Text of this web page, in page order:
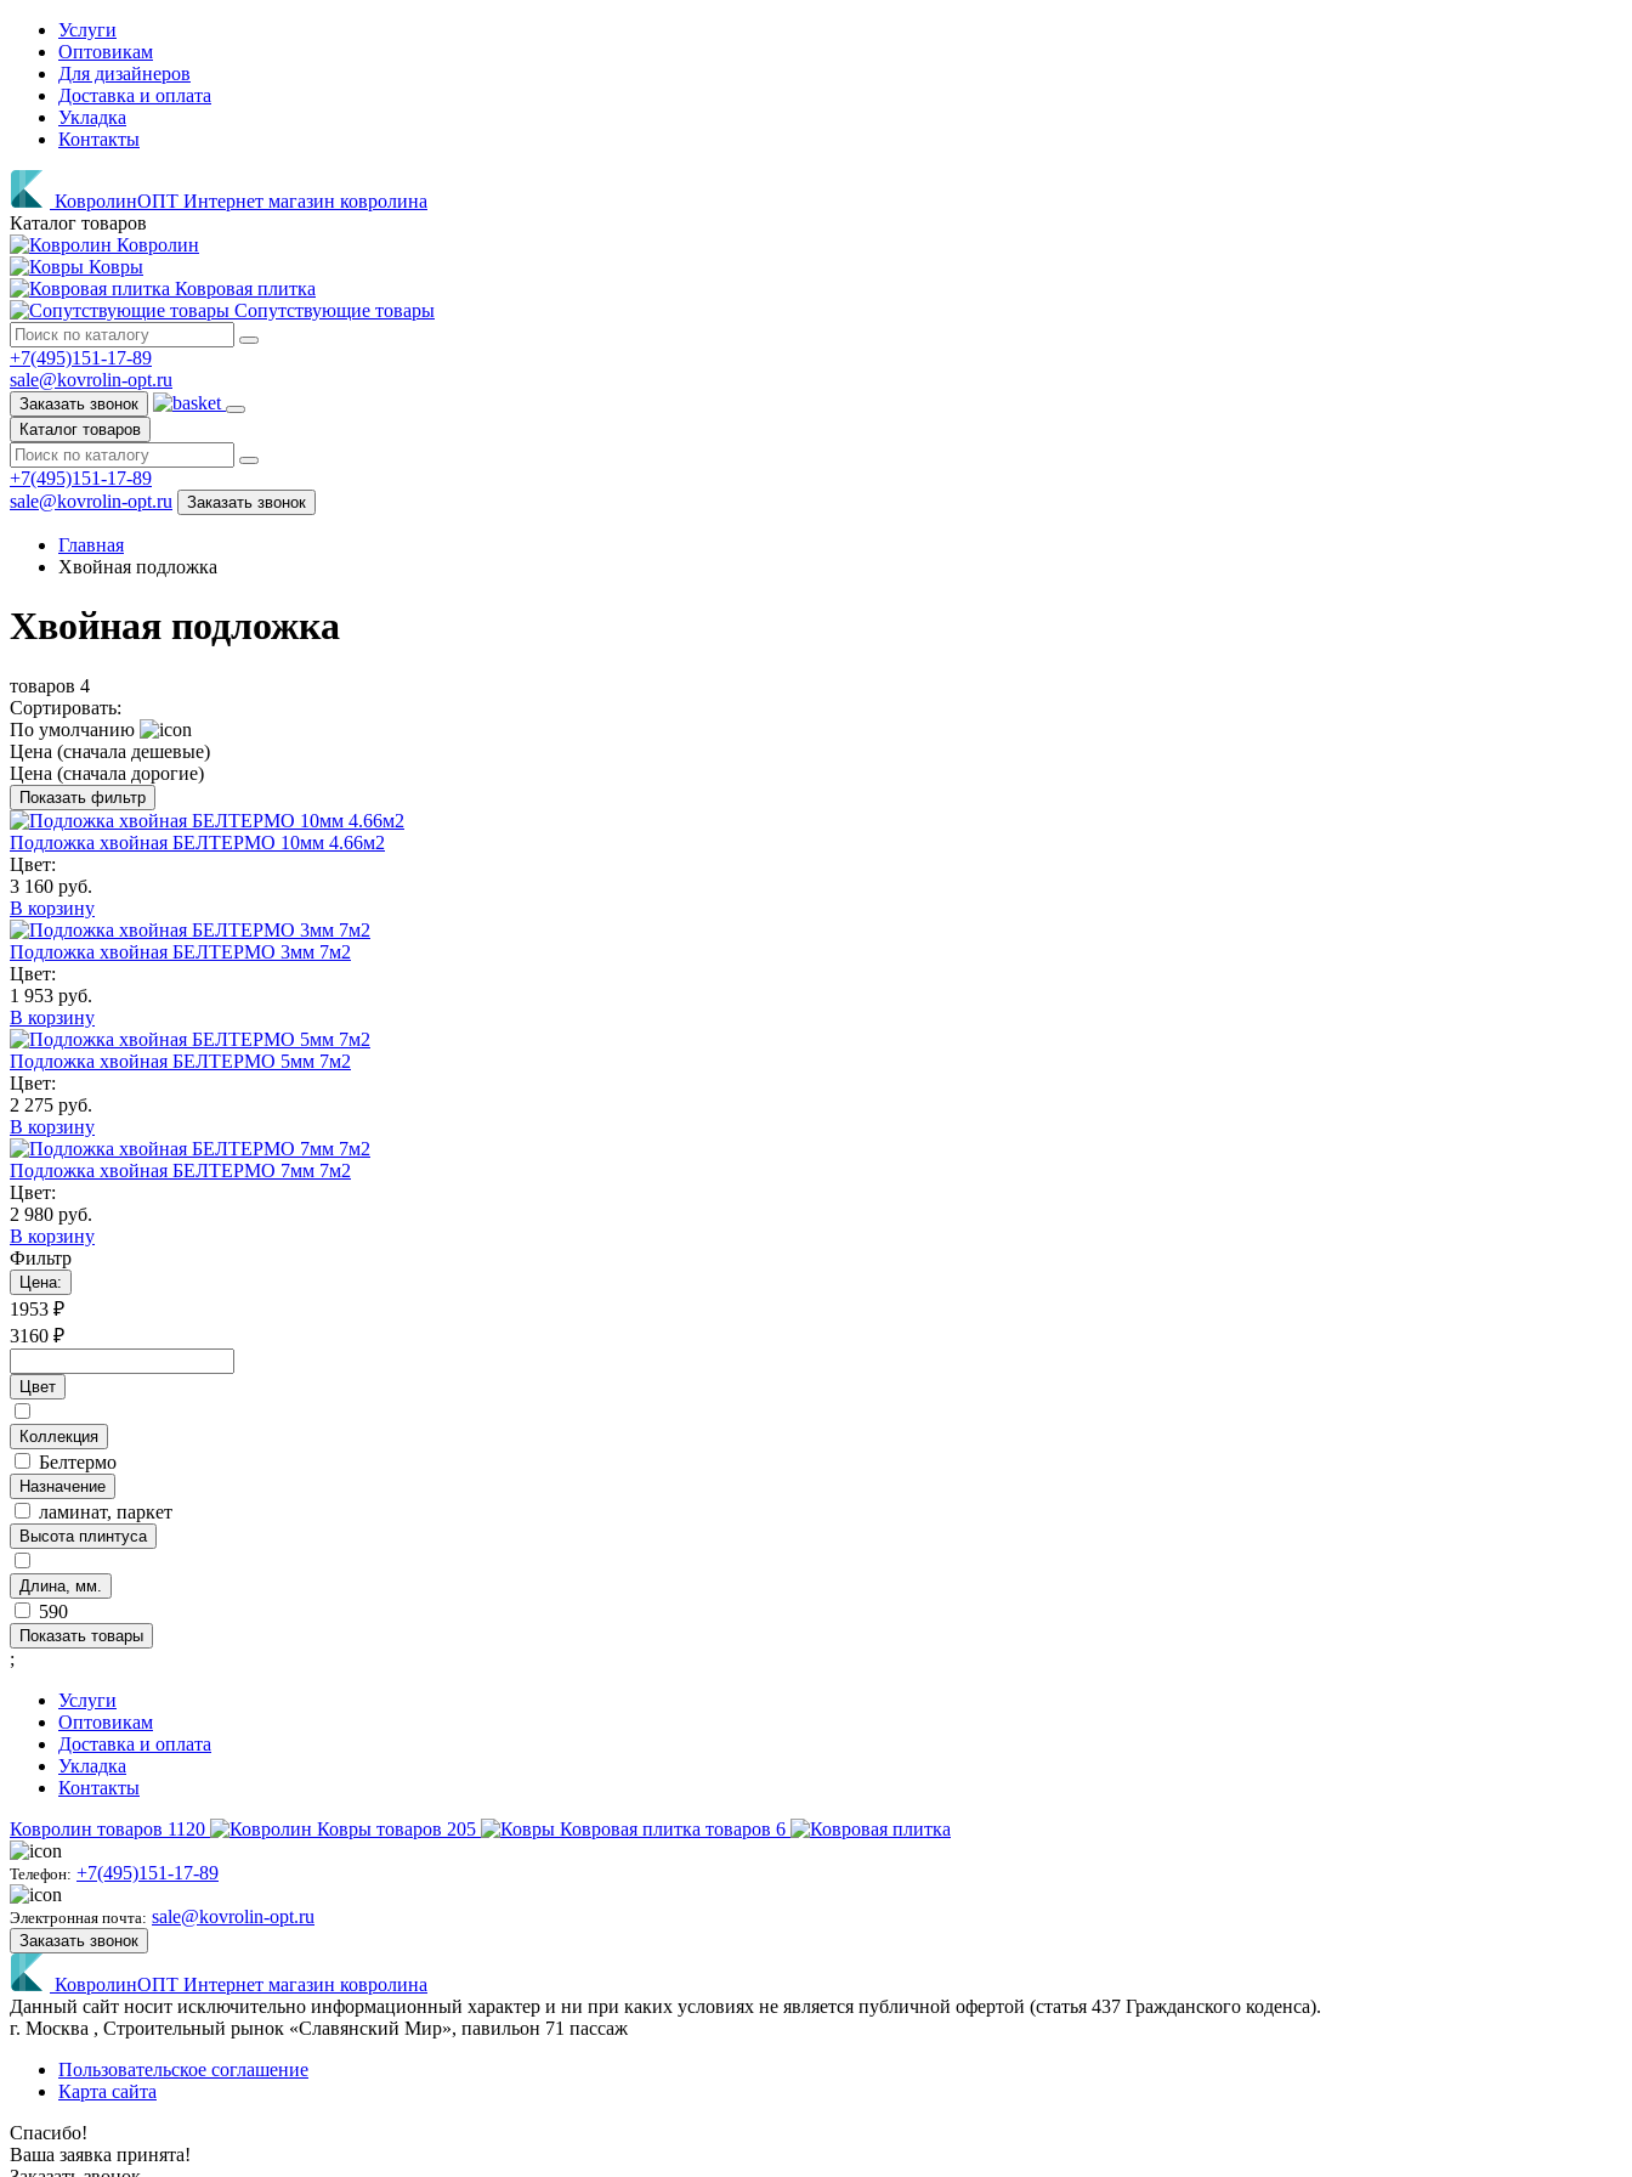
Услуги
Оптовикам
Для дизайнеров
Доставка и оплата
Укладка
Контакты
КовролинОПТ Интернет магазин ковролина
Каталог товаров
Ковролин
Ковры
Ковровая плитка
Сопутствующие товары
+7(495)151-17-89
sale@kovrolin-opt.ru
Заказать звонок
Каталог товаров
+7(495)151-17-89
sale@kovrolin-opt.ru
Заказать звонок
Главная
Хвойная подложка
Хвойная подложка
товаров 4
Сортировать:
По умолчанию
Цена (сначала дешевые)
Цена (сначала дорогие)
Показать фильтр
Подложка хвойная БЕЛТЕРМО 10мм 4.66м2
Цвет:
3 160 руб.
В корзину
Подложка хвойная БЕЛТЕРМО 3мм 7м2
Цвет:
1 953 руб.
В корзину
Подложка хвойная БЕЛТЕРМО 5мм 7м2
Цвет:
2 275 руб.
В корзину
Подложка хвойная БЕЛТЕРМО 7мм 7м2
Цвет:
2 980 руб.
В корзину
Фильтр
Цена:
1953 ₽
3160 ₽
Цвет
Коллекция
Белтермо
Назначение
ламинат, паркет
Высота плинтуса
Длина, мм.
590
Показать товары
;
Услуги
Оптовикам
Доставка и оплата
Укладка
Контакты
Ковролин товаров 1120 Ковры товаров 205 Ковровая плитка товаров 6
Телефон: +7(495)151-17-89
Электронная почта: sale@kovrolin-opt.ru
Заказать звонок
КовролинОПТ Интернет магазин ковролина
Данный сайт носит исключительно информационный характер и ни при каких условиях не является публичной офертой (статья 437 Гражданского коденса).
г. Москва , Строительный рынок «Славянский Мир», павильон 71 пассаж
Пользовательское соглашение
Карта сайта
Спасибо!
Ваша заявка принята!